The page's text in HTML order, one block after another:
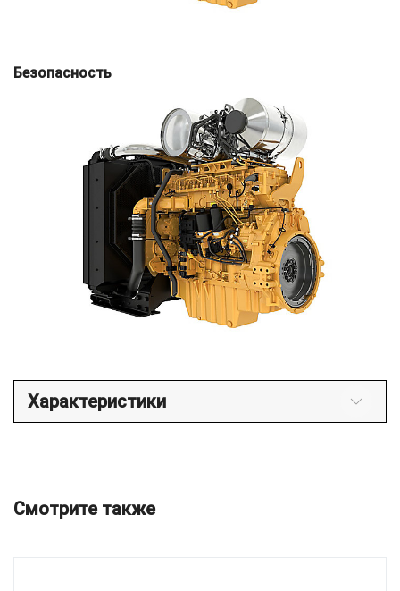
Безопасность
Характеристики
Смотрите также